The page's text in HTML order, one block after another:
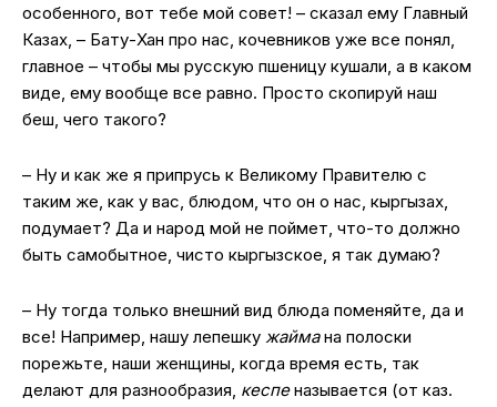
особенного, вот тебе мой совет! – сказал ему Главный
Казах, – Бату-Хан про нас, кочевников уже все понял,
главное – чтобы мы русскую пшеницу кушали, а в каком
виде, ему вообще все равно. Просто скопируй наш
беш, чего такого?
– Ну и как же я припрусь к Великому Правителю с
таким же, как у вас, блюдом, что он о нас, кыргызах,
подумает? Да и народ мой не поймет, что-то должно
быть самобытное, чисто кыргызское, я так думаю?
– Ну тогда только внешний вид блюда поменяйте, да и
все! Например, нашу лепешку жаймана полоски
порежьте, наши женщины, когда время есть, так
делают для разнообразия, кеспеназывается (от каз.